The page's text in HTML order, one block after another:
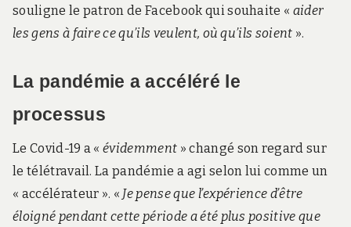
souligne le patron de Facebook qui souhaite « aider
les gens à faire ce qu’ils veulent, où qu’ils soient ».
La pandémie a accéléré le
processus
Le Covid-19 a «évidemment » changé son regard sur
le télétravail. La pandémie a agi selon lui comme un
« accélérateur ». « Je pense que l’expérience d’être
éloigné pendant cette période a été plus positive que